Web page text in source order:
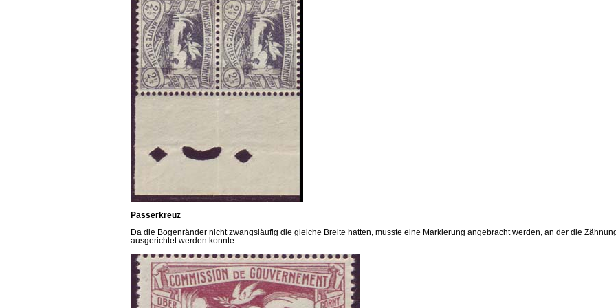
Passerkreuz
Da die Bogenränder nicht zwangsläufig die gleiche Breite hatten, musste eine Markierung angebracht werden, an der die
ausgerichtet werden konnte.